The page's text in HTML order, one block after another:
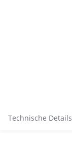
Technische Details